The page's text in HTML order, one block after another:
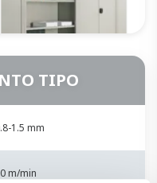
TIPO
1.5 mm
m/min